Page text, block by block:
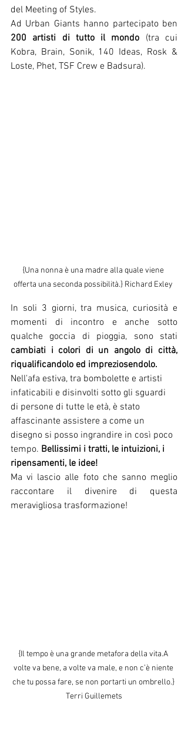
del Meeting of Styles.
200 artisti di tutto il mondo (tra cui
Kobra, Brain, Sonik, 140 Ideas, Rosk &
Loste, Phet, TSF Crew e Badsura).
{Una nonna è una madre alla quale viene
offerta una seconda possibilità.} Richard Exley
In soli 3 giorni, tra musica, curiosità e
momenti di incontro e anche sotto
cambiati i colori di un angolo di città,
riqualificandolo ed impreziosendolo.
Nell'afa estiva, tra bombolette e artisti
infaticabili e disinvolti sotto gli sguardi
di persone di tutte le età, è stato
affascinante assistere a come un
disegno si posso ingrandire in così poco
tempo. Bellissimi i tratti, le intuizioni, i
ripensamenti, le idee!
Ma vi lascio alle foto che sanno meglio
raccontare il divenire di questa
meravigliosa trasformazione!
{Il tempo è una grande metafora della vita.A
volte va bene, a volte va male, e non c’è niente
che tu possa fare, se non portarti un ombrello.}
Terri Guillemets